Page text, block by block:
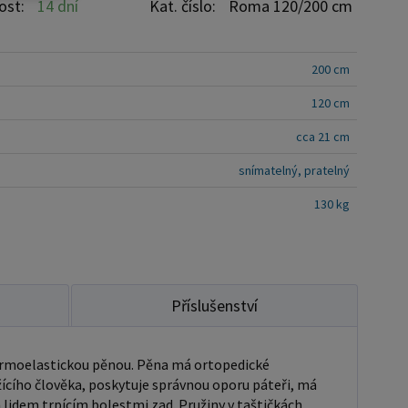
kapse
svalové napětí Tuhost - H1 H2 H3 H4
2 cm potah snímatelný a
14 dní Kat. číslo: Roma 120/200 cm
200 cm
120 cm
cca 21 cm
snímatelný, pratelný
130 kg
Příslušenství
pěnou. Pěna má ortopedické
člověka, poskytuje správnou oporu páteři, má
trpícím bolestmi zad. Pružiny v taštičkách